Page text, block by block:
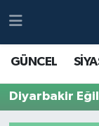
GÜNCEL
Diyarbakir